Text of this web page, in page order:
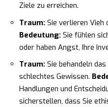
Ziele zu erreichen.
Traum: Sie verlieren
Bedeutung: Sie fühlen
oder haben Angst, Ihre
Traum: Sie behandeln
schlechtes Gewissen.
Handlungen und
sicherstellen, dass Sie